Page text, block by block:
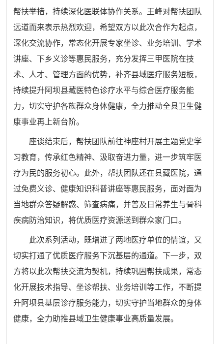
帮扶举措，持续深化医联体协作关系。王峰对帮扶团队
远道而来表示热烈欢迎，希望双方以此次合作为起点，
深化交流协作，常态化开展专家坐诊、业务培训、学术
讲座、下乡义诊等惠民服务，充分发挥三甲医院在技
术、人才、管理方面的优势，补齐县域医疗服务短板，
持续提升阿坝县藏医特色诊疗水平与综合医疗服务能
力，切实守护各族群众身体健康，全力推动全县卫生健
康事业再上新台阶。
座谈结束后，帮扶团队前往神座村开展主题党史学
习教育，传承红色精神、汲取奋进力量，进一步筑牢医
疗为民的服务初心。此外，帮扶团队还在县藏医院，通
过免费义诊、健康知识科普讲座等惠民服务，面对面为
当地群众答疑解惑、筛查病痛，并普及日常养生与骨科
疾病防治知识，将优质医疗资源送到群众家门口。
此次系列活动，既增进了两地医疗单位的情谊，又
切实打通了优质医疗服务下沉基层的通道。下一步，双
方将以此次帮扶交流为契机，持续巩固帮扶成果，常态
化开展技术指导、坐诊帮扶、业务培训等工作，不断提
升阿坝县基层诊疗服务能力，切实守护当地群众的身体
健康，全力助推县域卫生健康事业高质量发展。